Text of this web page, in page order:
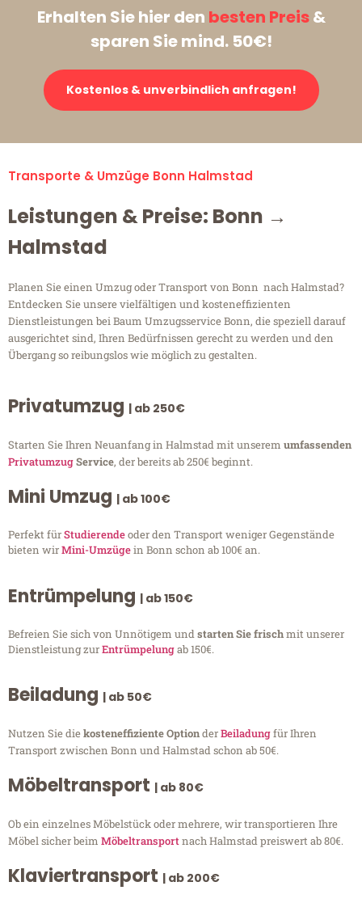
Erhalten Sie hier den besten Preis&
sparen Sie mind. 50€!
Kostenlos & unverbindlich anfragen!
Transporte & Umzüge Bonn Halmstad
Leistungen & Preise: Bonn →
Halmstad
Planen Sie einen Umzug oder Transport von Bonn nach Halmstad?
Entdecken Sie unsere vielfältigen und kosteneffizienten
Dienstleistungen bei Baum Umzugsservice Bonn, die speziell darauf
ausgerichtet sind, Ihren Bedürfnissen gerecht zu werden und den
Übergang so reibungslos wie möglich zu gestalten.
Privatumzug | ab 250€
Starten Sie Ihren Neuanfang in Halmstad mit unserem umfassenden
PrivatumzugService, der bereits ab 250€ beginnt.
Mini Umzug | ab 100€
Perfekt fürStudierendeoder den Transport weniger Gegenstände
bieten wirMini-Umzügein Bonn schon ab 100€ an.
Entrümpelung | ab 150€
Befreien Sie sich von Unnötigem undstarten Sie frischmit unserer
Dienstleistung zurEntrümpelungab 150€.
Beiladung | ab 50€
Nutzen Sie diekosteneffiziente OptionderBeiladungfür Ihren
Transport zwischen Bonn und Halmstad schon ab 50€.
Möbeltransport | ab 80€
Ob ein einzelnes Möbelstück oder mehrere, wir transportieren Ihre
Möbel sicher beim Möbeltransportnach Halmstad preiswert ab 80€.
Klaviertransport | ab 200€